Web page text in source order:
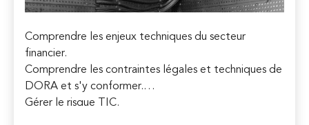
Comprendre les enjeux techniques du secteur
financier.
Comprendre les contraintes légales et techniques de
DORA et s'y conformer.
Gérer le risque TIC.